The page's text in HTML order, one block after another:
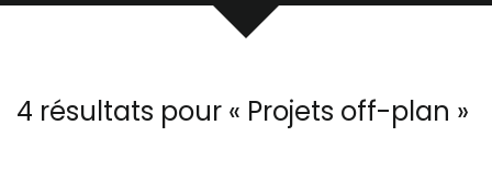
4 résultats pour « Projets off-plan »